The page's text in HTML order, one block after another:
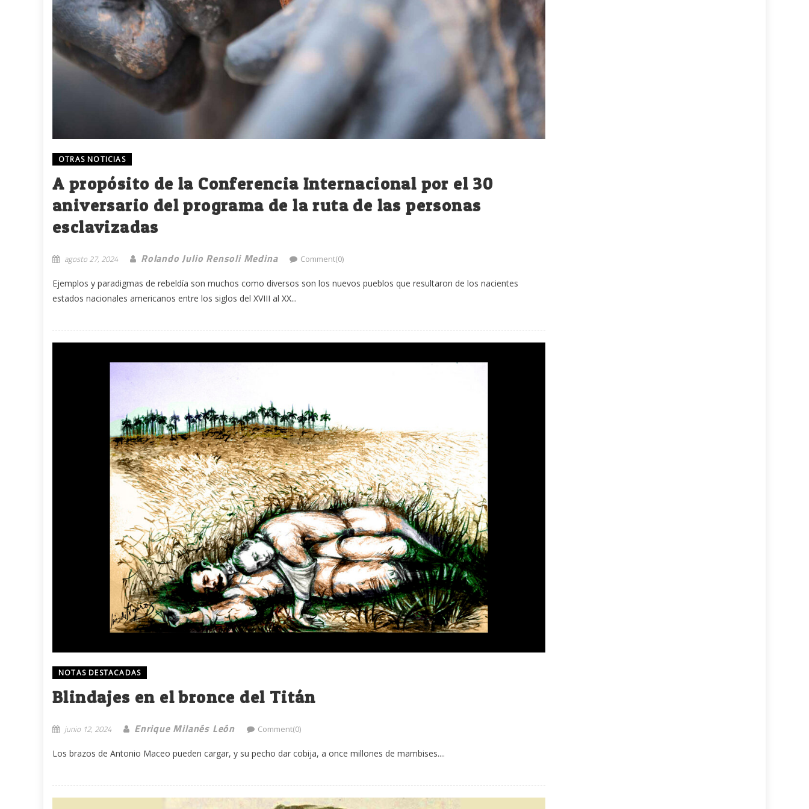
OTRAS NOTICIAS
A propósito de la Conferencia Internacional por el 30
aniversario del programa de la ruta de las personas
esclavizadas
agosto 27, 2024 Rolando Julio Rensoli Medina Comment(0)
Ejemplos y paradigmas de rebeldía son muchos como diversos son los nuevos pueblos que resultaron de los nacientes
estados nacionales americanos entre los siglos del XVIII al XX...
NOTAS DESTACADAS
Blindajes en el bronce del Titán
junio 12, 2024 Enrique Milanés León Comment(0)
Los brazos de Antonio Maceo pueden cargar, y su pecho dar cobija, a once millones de mambises....